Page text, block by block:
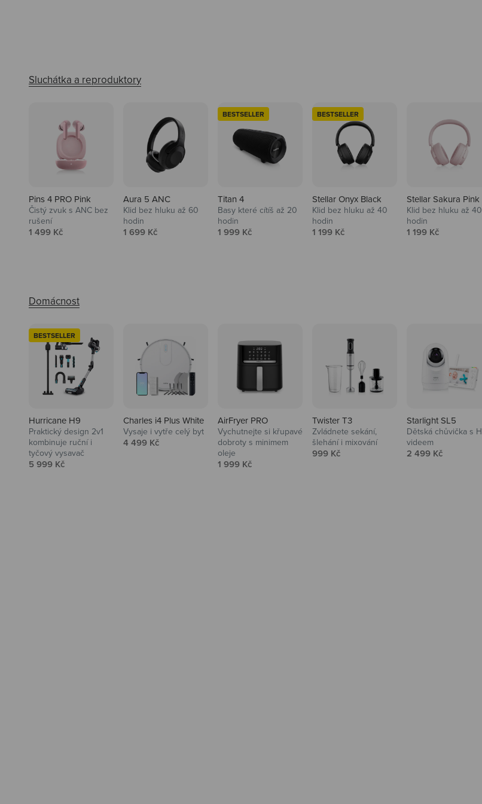
Pins 4 PRO Pink
Čistý zvuk s ANC bez
rušení
Prodejní cena
1 499 Kč
Aura 5 ANC
Klid bez hluku až 60
hodin
Prodejní cena
1 699 Kč
BESTSELLER
Titan 4
Basy které cítíš až 20
hodin
Prodejní cena
1 999 Kč
BESTSELLER
Stellar Onyx Black
Klid bez hluku až 40
hodin
Prodejní cena
1 199 Kč
Stellar Sakura Pink
Klid bez hluku až 40
hodin
Prodejní cena
1 199 Kč
BESTSELLER
Hurricane H9
Praktický design 2v1
kombinuje ruční i
tyčový vysavač
Prodejní cena
5 999 Kč
Charles i4 Plus White
Vysaje i vytře celý byt
Prodejní cena
4 499 Kč
AirFryer PRO
Vychutnejte si křupavé
dobroty s minimem
oleje
Prodejní cena
1 999 Kč
Twister T3
Zvládnete sekání,
šlehání i mixování
Prodejní cena
999 Kč
Starlight SL5
Dětská chůvička s
videem
Prodejní cena
2 499 Kč
Audio
Niceboy sluchátka a repráky ti
padnou do noty.